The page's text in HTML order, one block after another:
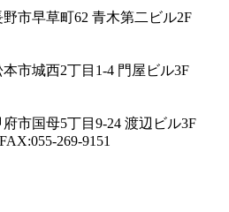
野市早草町62 青木第二ビル2F
本市城西2丁目1-4 門屋ビル3F
府市国母5丁目9-24 渡辺ビル3F
269-9151